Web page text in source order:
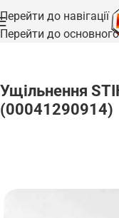
Перейти до навігації
Перейти до
Головна /Запчастини
Ущільнення
(00041290914)